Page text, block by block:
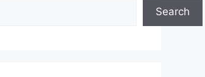
Search